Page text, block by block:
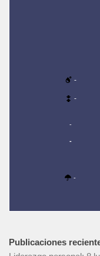
-
-
-
-
-
Publicaciones